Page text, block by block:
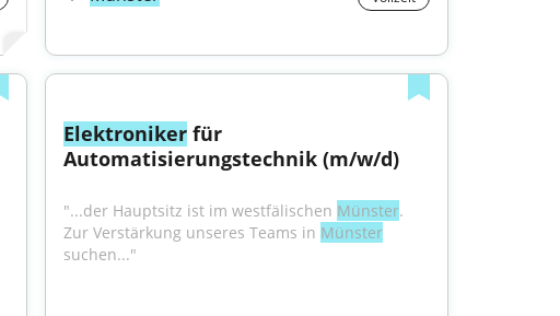
Elektroniker für
Automatisierungstechnik (m/w/d)
"...der Hauptsitz ist im westfälischen Münster.
Zur Verstärkung unseres Teams in Münster
suchen..."